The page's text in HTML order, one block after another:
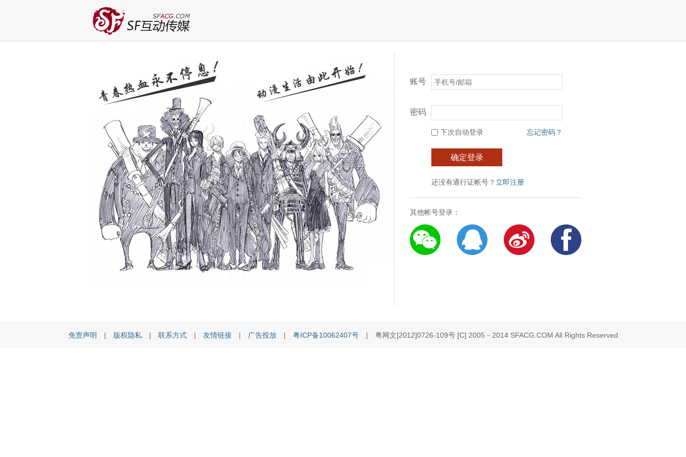
账号
密码
下次自动登录 忘记密码？
确定登录
还没有通行证帐号？ 立即注册
其他帐号登录：
免责声明 | 版权隐私 | 联系方式| 友情链接| 广告投放| 粤ICP备10062407号| 粤网文[2012]0726-109号 [C] 2005－2014 SFACG.COM All Rights Reserved